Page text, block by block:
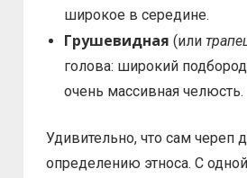
широкое в середине.
Грушевидная (или
голова: широкий
очень массивная челюсть.
Удивительно, что сам череп
определению этноса. С